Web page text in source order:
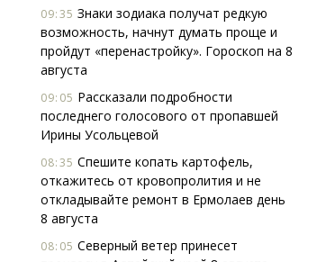
09:35 Знаки зодиака получат редкую
возможность, начнут думать проще и
пройдут «перенастройку». Гороскоп на 8
августа
09:05 Рассказали подробности
последнего голосового от пропавшей
Ирины Усольцевой
08:35 Спешите копать картофель,
откажитесь от кровопролития и не
откладывайте ремонт в Ермолаев день
8 августа
08:05 Северный ветер принесет